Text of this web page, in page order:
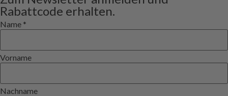
Rabattcode erhalten.
Name *
Vorname
Nachname